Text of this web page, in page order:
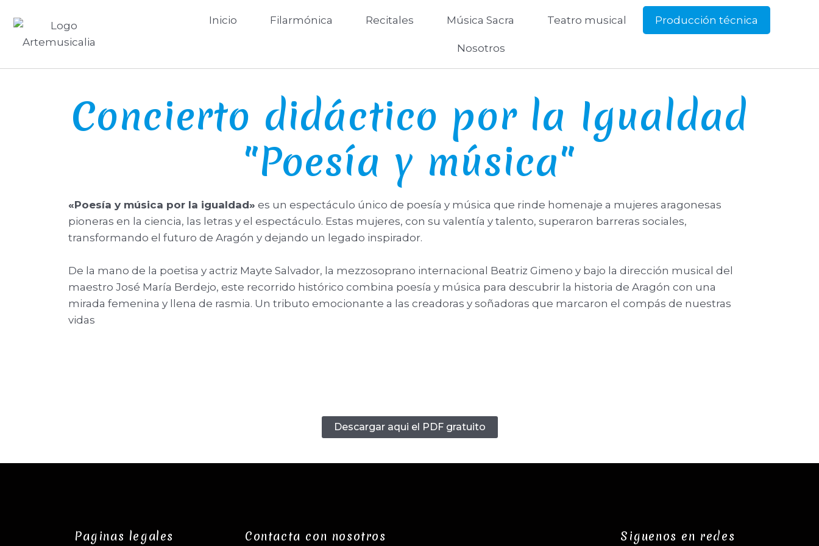
Inicio Filarmónica Recitales Música Sacra Teatro musical Producción técnica
Nosotros
Concierto didáctico por la Igualdad
"Poesía y música"
«Poesía y música por la igualdad» es un espectáculo único de poesía y música que rinde homenaje a mujeres aragonesas
pioneras en la ciencia, las letras y el espectáculo. Estas mujeres, con su valentía y talento, superaron barreras sociales,
transformando el futuro de Aragón y dejando un legado inspirador.
De la mano de la poetisa y actriz Mayte Salvador, la mezzosoprano internacional Beatriz Gimeno y bajo la dirección musical del
maestro José María Berdejo, este recorrido histórico combina poesía y música para descubrir la historia de Aragón con una
mirada femenina y llena de rasmia. Un tributo emocionante a las creadoras y soñadoras que marcaron el compás de nuestras
vidas
Descargar aqui el PDF gratuito
Paginas legales Contacta con nosotros Siguenos en redes